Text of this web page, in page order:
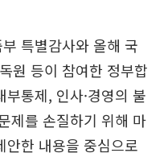
특별감사와 올해 국
원 등이 참여한 정부합
통제, 인사·경영의 불
제를 손질하기 위해 마
안한 내용을 중심으로